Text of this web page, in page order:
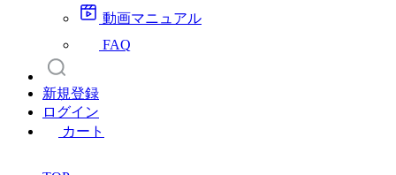
動画マニュアル
FAQ
新規登録
ログイン
カート